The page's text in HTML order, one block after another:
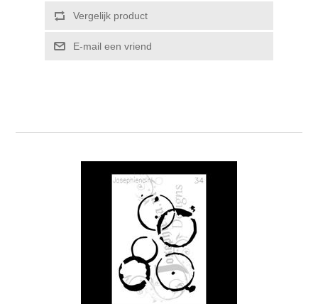
Kaarten 2021
Vergelijk product
E-mail een vriend